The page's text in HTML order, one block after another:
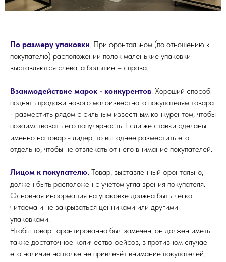
По размеру упаковки. При фронтальном (по отношению к
покупателю) расположении полок маленькие упаковки
выставляются слева, а большие – справа.
Взаимодействие марок - конкурентов. Хороший способ
поднять продажи нового малоизвестного покупателям товара
- разместить рядом с сильным известным конкурентом, чтобы
позаимствовать его популярность. Если же ставки сделаны
именно на товар - лидер, то выгоднее разместить его
отдельно, чтобы не отвлекать от него внимание покупателей.
Лицом к покупателю. Товар, выставленный фронтально,
должен быть расположен с учетом угла зрения покупателя.
Основная информация на упаковке должна быть легко
читаема и не закрывать­ся ценниками или другими
упаковками.
Чтобы товар гарантированно был замечен, он должен иметь
также достаточное количество фейсов, в противном случае
его наличие на полке не привлечёт внимание покупателей.